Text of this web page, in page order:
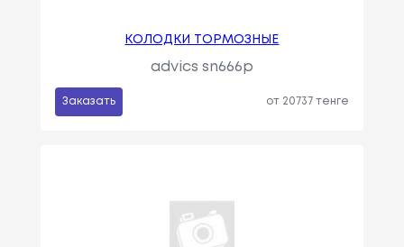
КОЛОДКИ ТОРМОЗНЫЕ
advics sn666p
Заказать от 20737 тенге